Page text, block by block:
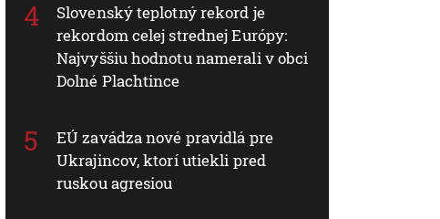
Slovenský teplotný rekord je
rekordom celej strednej Európy:
Najvyššiu hodnotu namerali v obci
Dolné Plachtince
EÚ zavádza nové pravidlá pre
Ukrajincov, ktorí utiekli pred
ruskou agresiou